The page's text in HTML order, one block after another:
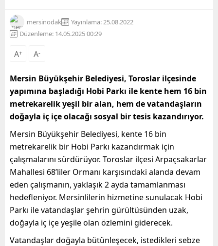
mersinodak
Yayınlama: 25.08.2022
Düzenleme: 14.05.2025 00:29
A+ A-
Mersin Büyükşehir Belediyesi, Toroslar ilçesinde
yapımına başladığı Hobi Parkı ile kente hem 16 bin
metrekarelik yeşil bir alan, hem de vatandaşların
doğayla iç içe olacağı sosyal bir tesis kazandırıyor.
Mersin Büyükşehir Belediyesi, kente 16 bin
metrekarelik bir Hobi Parkı kazandırmak için
çalışmalarını sürdürüyor. Toroslar ilçesi Arpaçsakarlar
Mahallesi 68’liler Ormanı karşısındaki alanda devam
eden çalışmanın, yaklaşık 2 ayda tamamlanması
hedefleniyor. Mersinlilerin hizmetine sunulacak Hobi
Parkı ile vatandaşlar şehrin gürültüsünden uzak,
doğayla iç içe yeşile olan özlemini giderecek.
Vatandaşlar doğayla bütünleşecek, istedikleri sebze